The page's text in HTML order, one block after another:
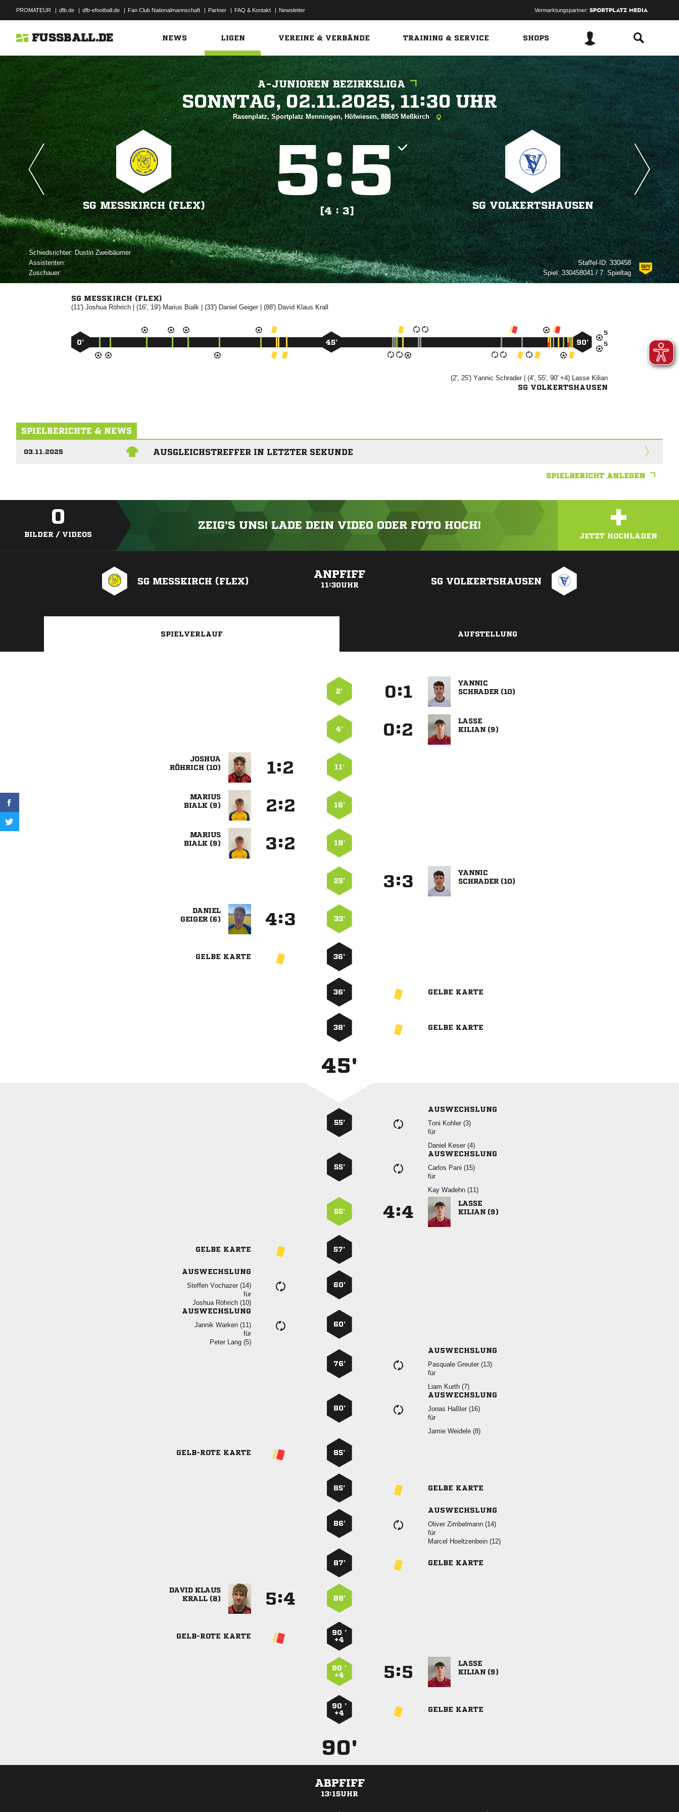
PROMATEUR | dfb.de | dfb-efootball.de | Fan Club Nationalmannschaft | Partner | FAQ & Kontakt | Newsletter Vermarktungspartner:
FUSSBALL.DE NEWS LIGEN VEREINE & VERBÄNDE TRAINING & SERVICE SHOPS
A-JUNIOREN BEZIRKSLIGA
   
Rasenplatz, Sportplatz Menningen, Höfwiesen, 88605 Meßkirch
SG MESSKIRCH (FLEX)
:
[4 : 3]
SG VOLKERTSHAUSEN
Schiedsrichter:  
Assistenten:
Zuschauer:
Staffel-ID:330458
Spiel:330458041 / 7. Spieltag
SG MESSKIRCH (FLEX)
(11') | (16', 19')  | (33')  | (88')   


0’ 45’ 90’
(2', 25') | (4', 55', 90' +4)  
SG VOLKERTSHAUSEN
SPIELBERICHTE & NEWS
03.11.2025 AUSGLEICHSTREFFER IN LETZTER SEKUNDE
SPIELBERICHT ANLEGEN
0
BILDER / VIDEOS
ZEIG'S UNS! LADE DEIN VIDEO ODER FOTO HOCH! +
JETZT HOCHLADEN
SG MESSKIRCH (FLEX)
ANPFIFF
11:30UHR SG VOLKERTSHAUSEN
SPIELVERLAUF AUFSTELLUNG
2’ :

 
4’ :

 

 
: 11’

 
: 16’

 
: 19’
25’ :

 

 
: 33’
GELBE KARTE 36’
36’ GELBE KARTE
38’ GELBE KARTE
45'
55’
AUSWECHSLUNG
  
für
  
55’
AUSWECHSLUNG
  
für
  
55’ :

 
GELBE KARTE 57’
AUSWECHSLUNG
  
für
  
60’
AUSWECHSLUNG
  
für
  
60’
76’
AUSWECHSLUNG
  
für
  
80’
AUSWECHSLUNG
  
für
  
GELB-ROTE KARTE 85’
85’ GELBE KARTE
86’
AUSWECHSLUNG
  
für
  
87’ GELBE KARTE
 
 
: 88’
GELB-ROTE KARTE
90 ’
+4
90 ’
+4
:

 
90 ’
+4
GELBE KARTE
90'
ABPFIFF
13:15UHR